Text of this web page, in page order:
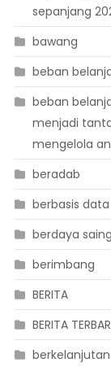
sepanjang
bawang
beban
beban
menjadi
mengelola
beradab
berbasis data
berdaya saing
berimbang
BERITA
BERITA
berkelanjutan